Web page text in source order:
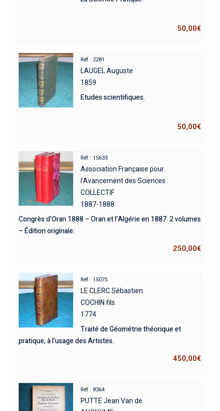
50,00€
Réf : 2281
LAUGEL Auguste
1859
Etudes scientifiques.
50,00€
Réf : 15633
Association Française pour
l'Avancement des Sciences
COLLECTIF
1887-1888
Congrès d’Oran 1888 – Oran et l’Algérie en 1887. 2 volumes
– Édition originale.
250,00€
Réf : 15075
LE CLERC Sébastien
COCHIN fils
1774
Traité de Géométrie théorique et
pratique, à l’usage des Artistes.
450,00€
Réf : 8364
PUTTE Jean Van de